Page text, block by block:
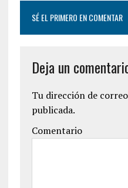
SÉ EL PRIMERO EN COMENTAR
Deja un
Tu dirección de
publicada.
Comentario